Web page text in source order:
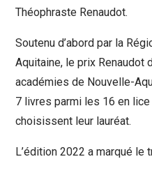
Théophraste Renaudot.
Soutenu d’abord par la
Aquitaine, le prix
académies de Nouvelle-
7 livres parmi les 16 en
choisissent leur lauréat.
L’édition 2022 a marqué le